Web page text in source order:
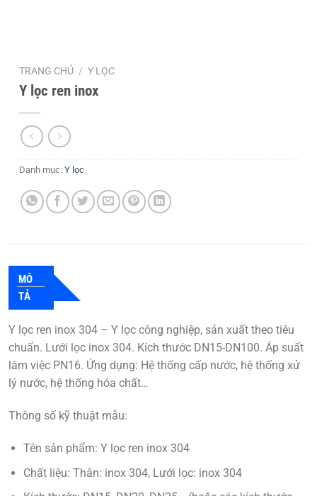
TRANG CHỦ / Y LỌC
Y lọc ren inox
Danh mục: Y lọc
MÔ
TẢ
Y lọc ren inox 304 – Y lọc công nghiệp, sản xuất theo tiêu
chuẩn. Lưới lọc inox 304. Kích thước DN15-DN100. Áp suất
làm việc PN16. Ứng dụng: Hệ thống cấp nước, hệ thống xử
lý nước, hệ thống hóa chất…
Thông số kỹ thuật mẫu:
Tên sản phẩm: Y lọc ren inox 304
Chất liệu: Thân: inox 304, Lưới lọc: inox 304